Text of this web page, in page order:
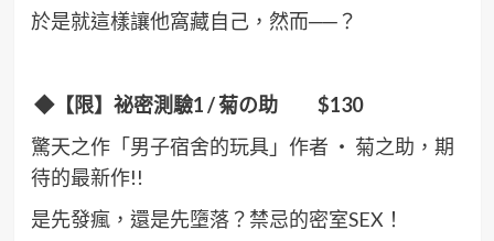
於是就這樣讓他窩藏自己，然而──？
◆【限】祕密測驗1 /菊の助$130
驚天之作「男子宿舍的玩具」作者 ‧ 菊之助，期
待的最新作!!
是先發瘋，還是先墮落？禁忌的密室SEX！